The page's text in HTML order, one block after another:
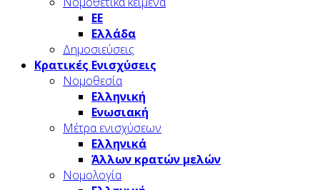
ΕΕ
Ελλάδα
Δημοσιεύσεις
Κρατικές Ενισχύσεις
Νομοθεσία
Ελληνική
Ενωσιακή
Μέτρα ενισχύσεων
Ελληνικά
Άλλων κρατών μελών
Νομολογία